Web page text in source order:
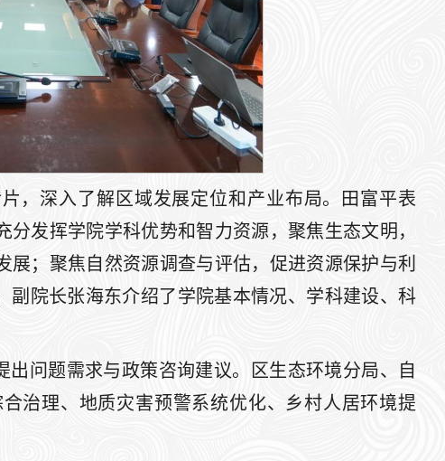
，深入了解区域发展定位和产业布局。田富平表
发挥学院学科优势和智力资源，聚焦生态文明，
；聚焦自然资源调查与评估，促进资源保护与利
副院长张海东介绍了学院基本情况、学科建设、科
问题需求与政策咨询建议。区生态环境分局、自
治理、地质灾害预警系统优化、乡村人居环境提